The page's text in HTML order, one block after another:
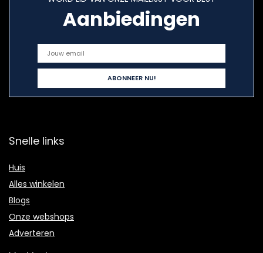
Aanbiedingen
Snelle links
Huis
Alles winkelen
Blogs
Onze webshops
Adverteren